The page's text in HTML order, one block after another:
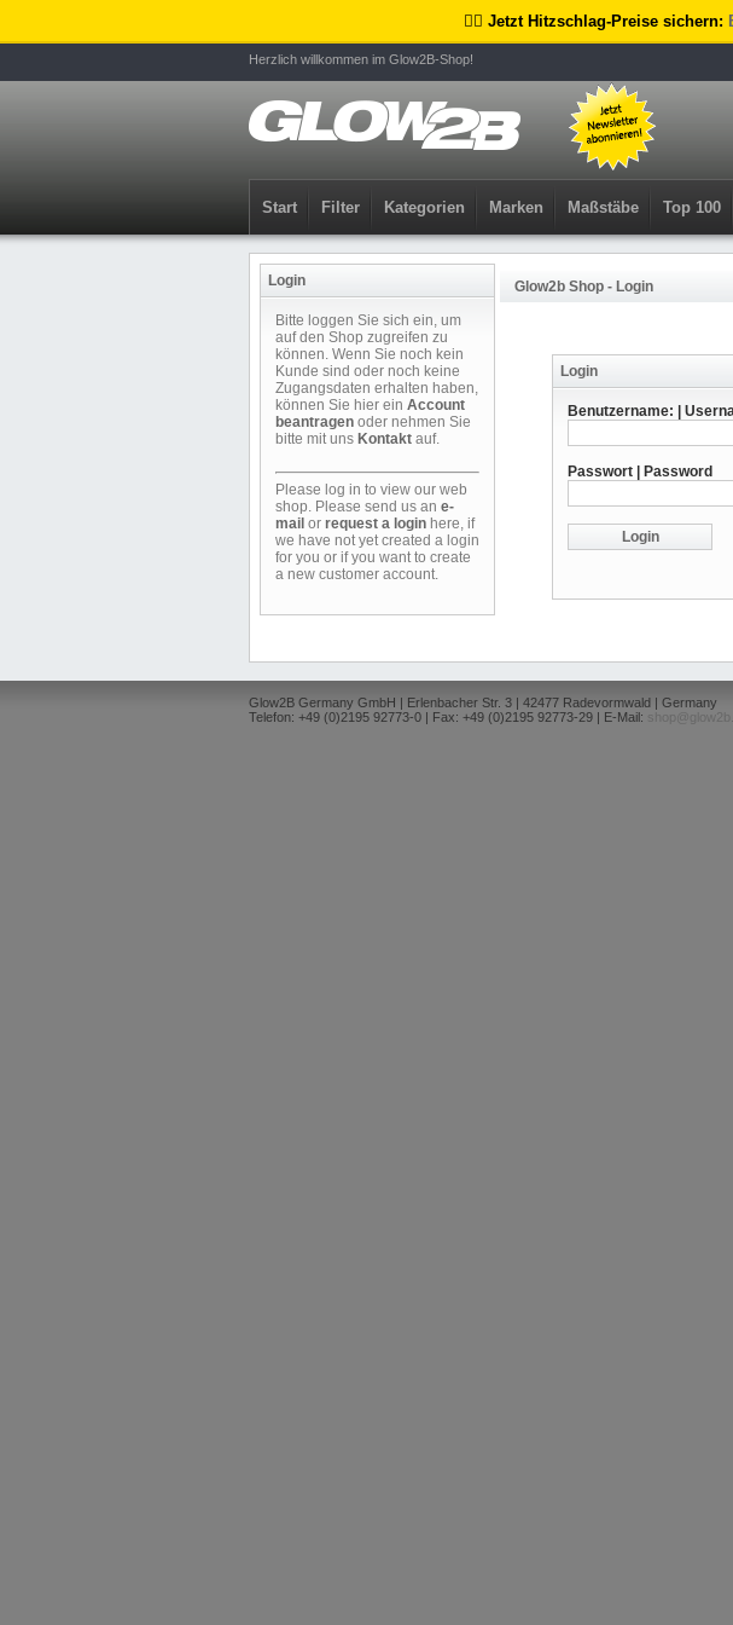
🏴‍☠️ Jetzt Hitzschlag-Preise sichern:
Herzlich willkommen im Glow2B-Shop!
Start Filter Kategorien Marken Maßstäbe Top 100
Login
Bitte loggen Sie sich ein, um
auf den Shop zugreifen zu
können. Wenn Sie noch kein
Kunde sind oder noch keine
Zugangsdaten erhalten haben,
können Sie hier ein Account
beantragen oder nehmen Sie
bitte mit uns Kontakt auf.
Please log in to view our web
shop. Please send us an e-
mail or request a login here, if
we have not yet created a login
for you or if you want to create
a new customer account.
Glow2b Shop - Login
Login
Benutzername: |
Passwort | Password
Glow2B Germany GmbH | Erlenbacher Str. 3 | 42477 Radevormwald | Germany
Telefon: +49 (0)2195 92773-0 | Fax: +49 (0)2195 92773-29 | E-Mail: